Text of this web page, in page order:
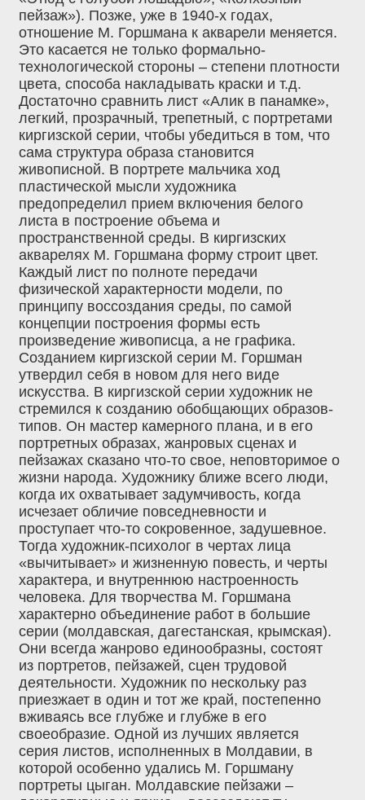
пейзаж»). Позже, уже в 1940-х годах,
отношение М. Горшмана к акварели меняется.
Это касается не только формально-
технологической стороны – степени плотности
цвета, способа накладывать краски и т.д.
Достаточно сравнить лист «Алик в панамке»,
легкий, прозрачный, трепетный, с портретами
киргизской серии, чтобы убедиться в том, что
сама структура образа становится
живописной. В портрете мальчика ход
пластической мысли художника
предопределил прием включения белого
листа в построение объема и
пространственной среды. В киргизских
акварелях М. Горшмана форму строит цвет.
Каждый лист по полноте передачи
физической характерности модели, по
принципу воссоздания среды, по самой
концепции построения формы есть
произведение живописца, а не графика.
Созданием киргизской серии М. Горшман
утвердил себя в новом для него виде
искусства. В киргизской серии художник не
стремился к созданию обобщающих образов-
типов. Он мастер камерного плана, и в его
портретных образах, жанровых сценах и
пейзажах сказано что-то свое, неповторимое о
жизни народа. Художнику ближе всего люди,
когда их охватывает задумчивость, когда
исчезает обличие повседневности и
проступает что-то сокровенное, задушевное.
Тогда художник-психолог в чертах лица
«вычитывает» и жизненную повесть, и черты
характера, и внутреннюю настроенность
человека. Для творчества М. Горшмана
характерно объединение работ в большие
серии (молдавская, дагестанская, крымская).
Они всегда жанрово единообразны, состоят
из портретов, пейзажей, сцен трудовой
деятельности. Художник по нескольку раз
приезжает в один и тот же край, постепенно
вживаясь все глубже и глубже в его
своеобразие. Одной из лучших является
серия листов, исполненных в Молдавии, в
которой особенно удались М. Горшману
портреты цыган. Молдавские пейзажи –